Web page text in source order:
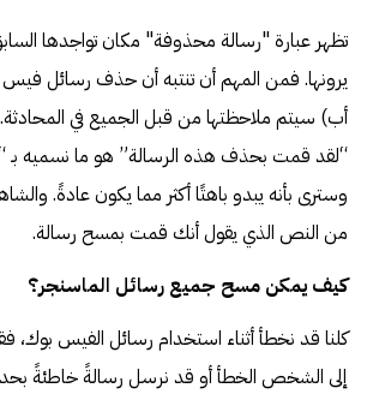
تظهر عبارة "رسالة محذوفة" مكان تواجدها
يرونها. فمن المهم أن تنتبه أن حذف رسائل
أب) سيتم ملاحظتها من قبل الجميع في
وسترى بأنه يبدو باهتًا أكثر مما يكون عادةً.
من النص الذي يقول أنك قمت بمسح رسالة.
كيف يمكن مسح جميع رسائل الماسنجر؟
كلنا قد نخطأ أثناء استخدام رسائل الفيس
إلى الشخص الخطأ أو قد نرسل رسالةً خاطئةً بحد